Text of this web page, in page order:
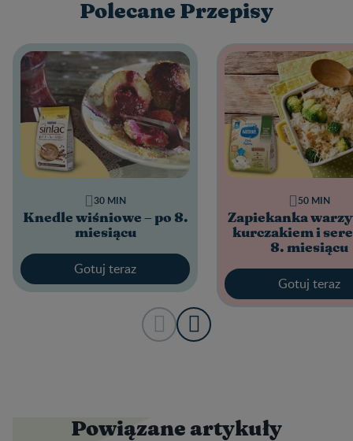
Polecane Przepisy
Knedle wiśniowe – po 8.
miesiącu
30 MIN
Gotuj teraz
Zapiekanka
kurczakiem i
8. miesiącu
50 MIN
Gotuj teraz
Powiązane artykuły